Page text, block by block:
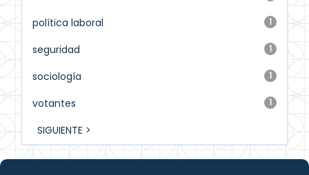
1
política laboral
1
seguridad
1
sociología
1
votantes
SIGUIENTE >